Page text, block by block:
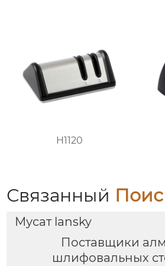
H1120
Связанный
Мусат lansky
Поставщики
шлифовальных